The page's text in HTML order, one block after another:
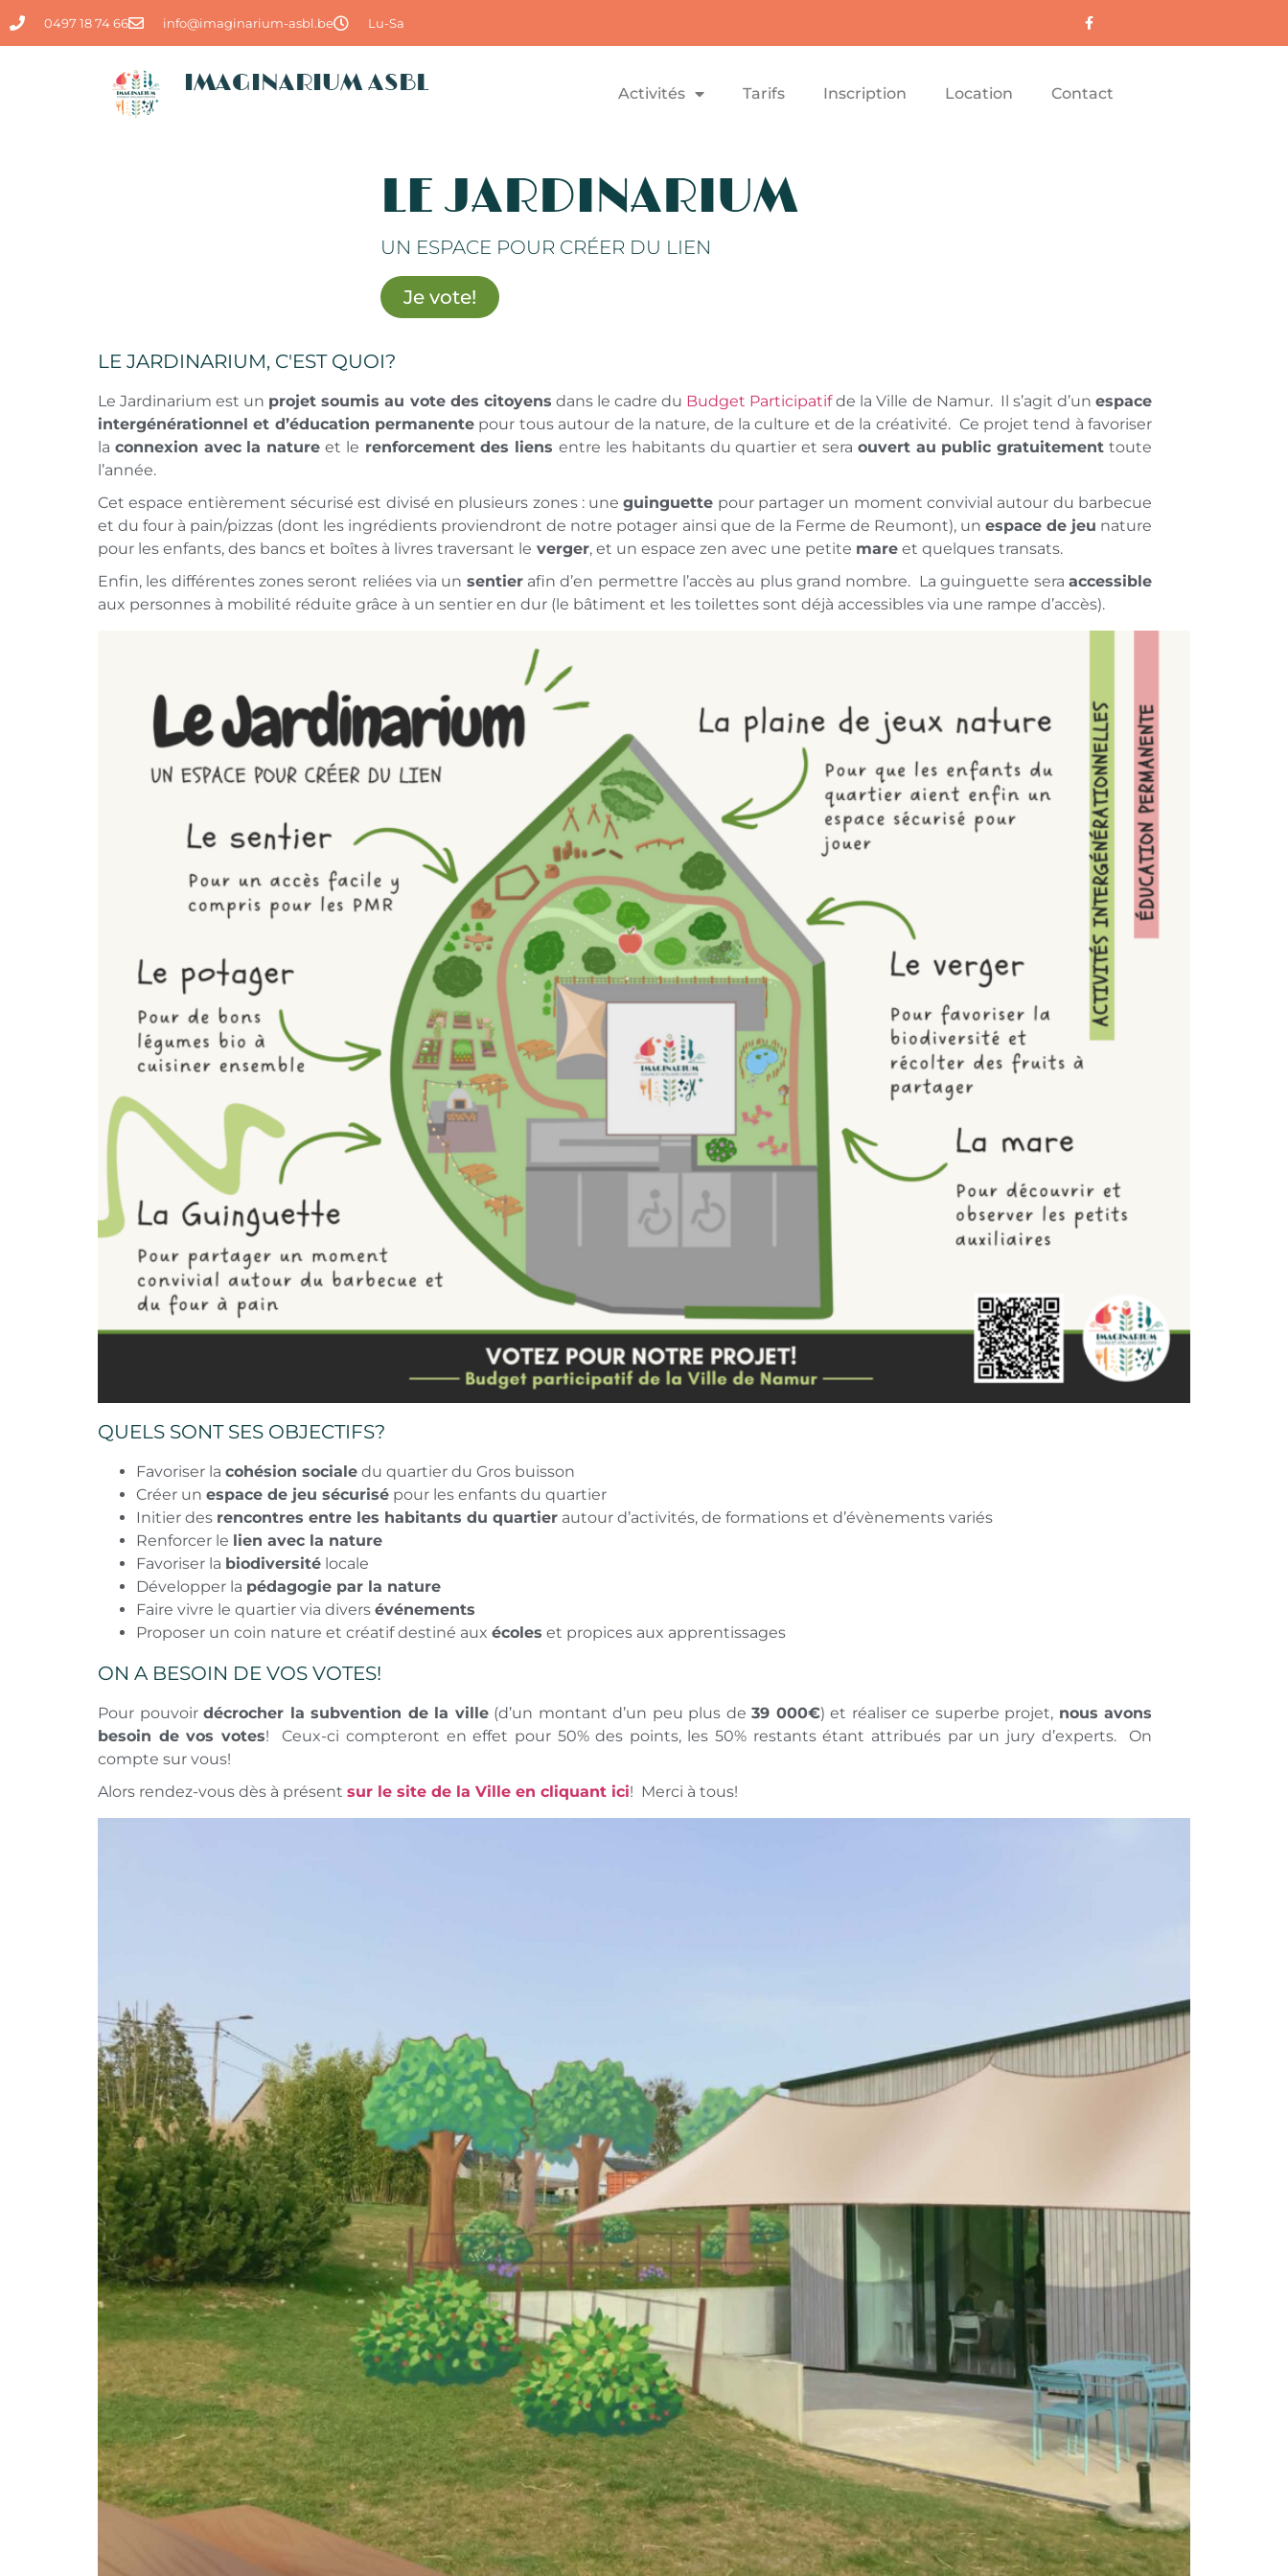
0497 18 74 66 info@imaginarium-asbl.be Lu-Sa
IMAGINARIUM ASBL Activités Tarifs Inscription Location Contact
LE JARDINARIUM
UN ESPACE POUR CRÉER DU LIEN
Je vote!
LE JARDINARIUM, C'EST QUOI?
Le Jardinarium est un projet soumis au vote des citoyens dans le cadre du Budget Participatifde la Ville de Namur. Il s’agit d’unespace
intergénérationnel et d’éducation permanente pour tous autour de la nature, de la culture et de la créativité. Ce projet tend à favoriser
la connexion avec la nature et le renforcement des liensentre les habitants du quartier et sera ouvert au public gratuitement toute
l’année.
Cet espace entièrement sécurisé est divisé en plusieurs zones : uneguinguette pour partager un moment convivial autour du barbecue
et du four à pain/pizzas (dont les ingrédients proviendront de notre potager ainsi que de la Ferme de Reumont), un espace de jeu nature
pour les enfants, des bancs et boîtes à livres traversant le verger, et un espace zen avec une petite mare et quelques transats.
Enfin, les différentes zones seront reliées via un sentierafin d’en permettre l’accès au plus grand nombre. La guinguette seraaccessible
aux personnes à mobilité réduite grâce à un sentier en dur (le bâtiment et les toilettes sont déjà accessibles via une rampe d’accès).
QUELS SONT SES OBJECTIFS?
Favoriser la cohésion sociale du quartier du Gros buisson
Créer un espace de jeu sécurisé pour les enfants du quartier
Initier des rencontres entre les habitants du quartier autour d’activités, de formations et d’évènements variés
Renforcer le lien avec la nature
Favoriser la biodiversité locale
Développer la pédagogie par la nature
Faire vivre le quartier via divers événements
Proposer un coin nature et créatif destiné aux écoles et propices aux apprentissages
ON A BESOIN DE VOS VOTES!
Pour pouvoir décrocher la subvention de la ville(d’un montant d’un peu plus de 39 000€) et réaliser ce superbe projet, nous avons
besoin de vos votes! Ceux-ci compteront en effet pour 50% des points, les 50% restants étant attribués par un jury d’experts. On
compte sur vous!
Alors rendez-vous dès à présent sur le site de la Ville en cliquant ici! Merci à tous!